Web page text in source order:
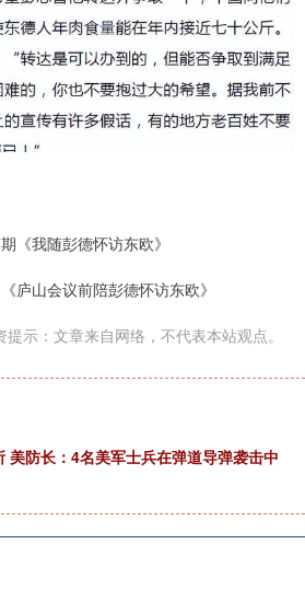
《我随彭德怀访东欧》
庐山会议前陪彭德怀访东欧》
提示：文章来自网络，不代表本站观点。
美防长：4名美军士兵在弹道导弹袭击中